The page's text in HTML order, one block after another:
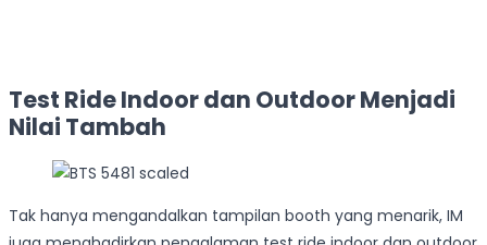
Test Ride Indoor dan Outdoor Menjadi
Nilai Tambah
Tak hanya mengandalkan tampilan booth yang menarik, IM